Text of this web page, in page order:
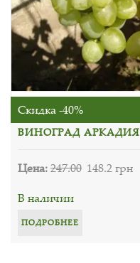
Скидка -40%
ВИНОГРАД АРКАДИЯ
Цена:247.00 148.2 грн
В наличии
ПОДРОБНЕЕ